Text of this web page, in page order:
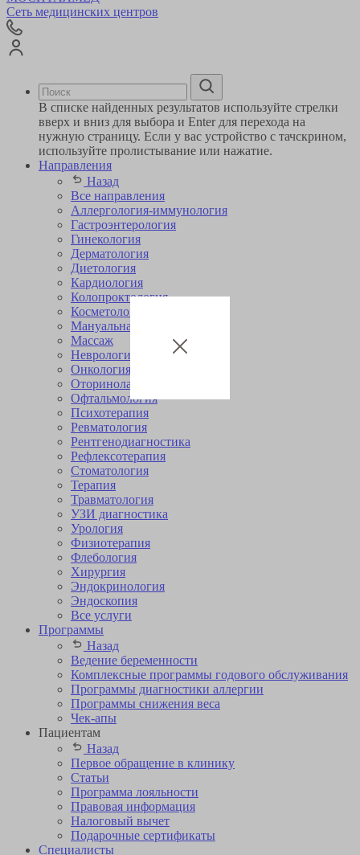
Сеть медицинских центров
В списке найденных результатов используйте стрелки
вверх и вниз для выбора и Enter для перехода на
нужную страницу. Если у вас устройство с тачскрином,
используйте пролистывание или нажатие.
Направления
Назад
Все направления
Аллергология-иммунология
Гастроэнтерология
Гинекология
Дерматология
Диетология
Кардиология
Коло­проктология
Косметология
Мануальная терапия
Массаж
Неврология
Онкология
Оторино­ларингология
Офтальмология
Психотерапия
Ревматология
Рентгенодиагностика
Рефлексотерапия
Стоматология
Терапия
Травматология
УЗИ диагностика
Урология
Физиотерапия
Флебология
Хирургия
Эндокринология
Эндоскопия
Все услуги
Программы
Назад
Ведение беременности
Комплексные программы годового обслуживания
Программы диагностики аллергии
Программы снижения веса
Чек-апы
Пациентам
Назад
Первое обращение в клинику
Статьи
Программа лояльности
Правовая информация
Налоговый вычет
Подарочные сертификаты
Специалисты